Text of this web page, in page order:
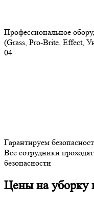
Профессиональное
(Grass, Pro-Brite, Effect,
04
Гарантируем
Все сотрудники
безопасности
Цены на уборку